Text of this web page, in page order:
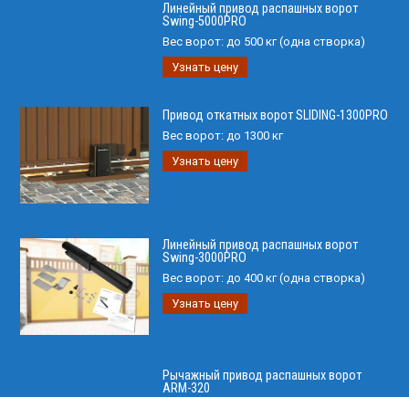
Линейный привод распашных ворот
Swing-5000PRO
Вес ворот:до 500 кг (одна створка)
Узнать цену
Привод откатных ворот SLIDING-1300PRO
Вес ворот: до 1300 кг
Узнать цену
Линейный привод распашных ворот
Swing-3000PRO
Вес ворот: до 400 кг (одна створка)
Узнать цену
Рычажный привод распашных ворот
ARM-320